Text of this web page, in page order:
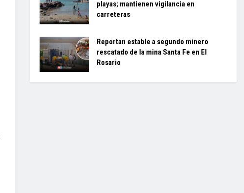
playas; mantienen vigilancia en
carreteras
Reportan estable a segundo minero
rescatado de la mina Santa Fe en El
Rosario